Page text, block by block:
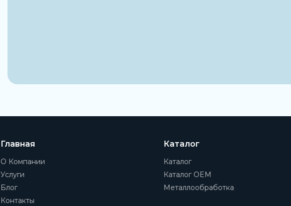
Главная
О Компании
Услуги
Блог
Контакты
Каталог
Каталог
Каталог OEM
Металлообработка